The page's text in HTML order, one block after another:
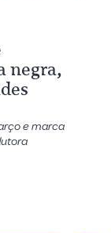
negra,
e marca